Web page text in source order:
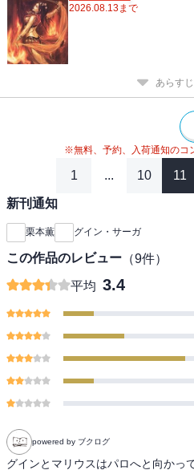
2026.08.13まで
あらす
※無料、予約、入荷通知のコ
1 ... 10 11
新刊通知
栗本薫 グイン・サーガ
この作品のレビュー （9件）
平均 3.4
powered by ブクログ
グインとマリウスはパロへと向かっ